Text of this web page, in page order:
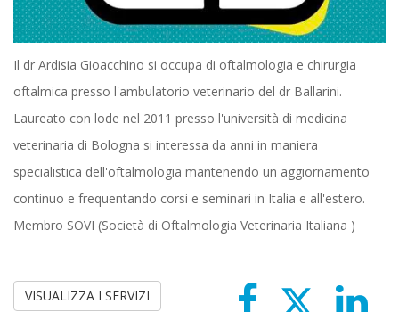
Il dr Ardisia Gioacchino si occupa di oftalmologia e chirurgia
oftalmica presso l'ambulatorio veterinario del dr Ballarini.
Laureato con lode nel 2011 presso l'università di medicina
veterinaria di Bologna si interessa da anni in maniera
specialistica dell'oftalmologia mantenendo un aggiornamento
continuo e frequentando corsi e seminari in Italia e all'estero.
Membro SOVI (Società di Oftalmologia Veterinaria Italiana )
VISUALIZZA I SERVIZI